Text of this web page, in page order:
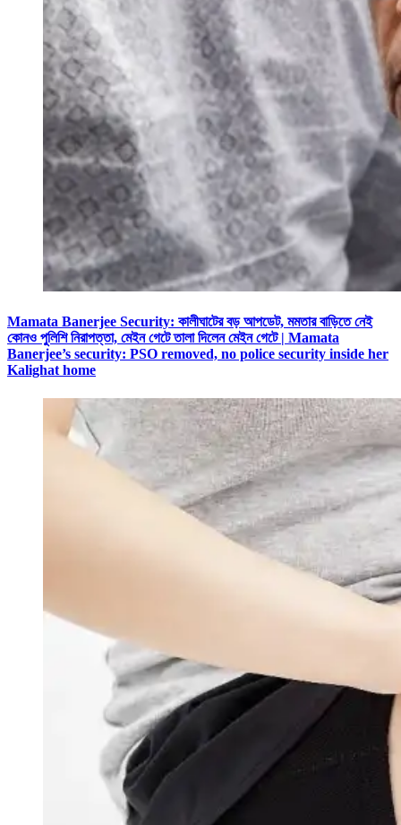
Mamata Banerjee Security: কালীঘাটের বড় আপডেট, মমতার বাড়িতে নেই
কোনও পুলিশি নিরাপত্তা, মেইন গেটে তালা দিলেন মেইন গেটে | Mamata
Banerjee’s security: PSO removed, no police security inside her
Kalighat home